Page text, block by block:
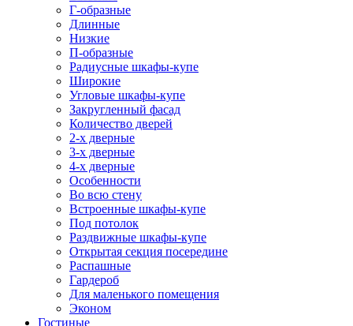
Г-образные
Длинные
Низкие
П-образные
Радиусные шкафы-купе
Широкие
Угловые шкафы-купе
Закругленный фасад
Количество дверей
2-х дверные
3-х дверные
4-х дверные
Особенности
Во всю стену
Встроенные шкафы-купе
Под потолок
Раздвижные шкафы-купе
Открытая секция посередине
Распашные
Гардероб
Для маленького помещения
Эконом
Гостиные